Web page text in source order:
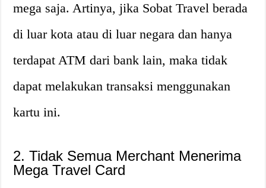
mega saja. Artinya, jika Sobat Travel berada
di luar kota atau di luar negara dan hanya
terdapat ATM dari bank lain, maka tidak
dapat melakukan transaksi menggunakan
kartu ini.
2. Tidak Semua Merchant Menerima
Mega Travel Card